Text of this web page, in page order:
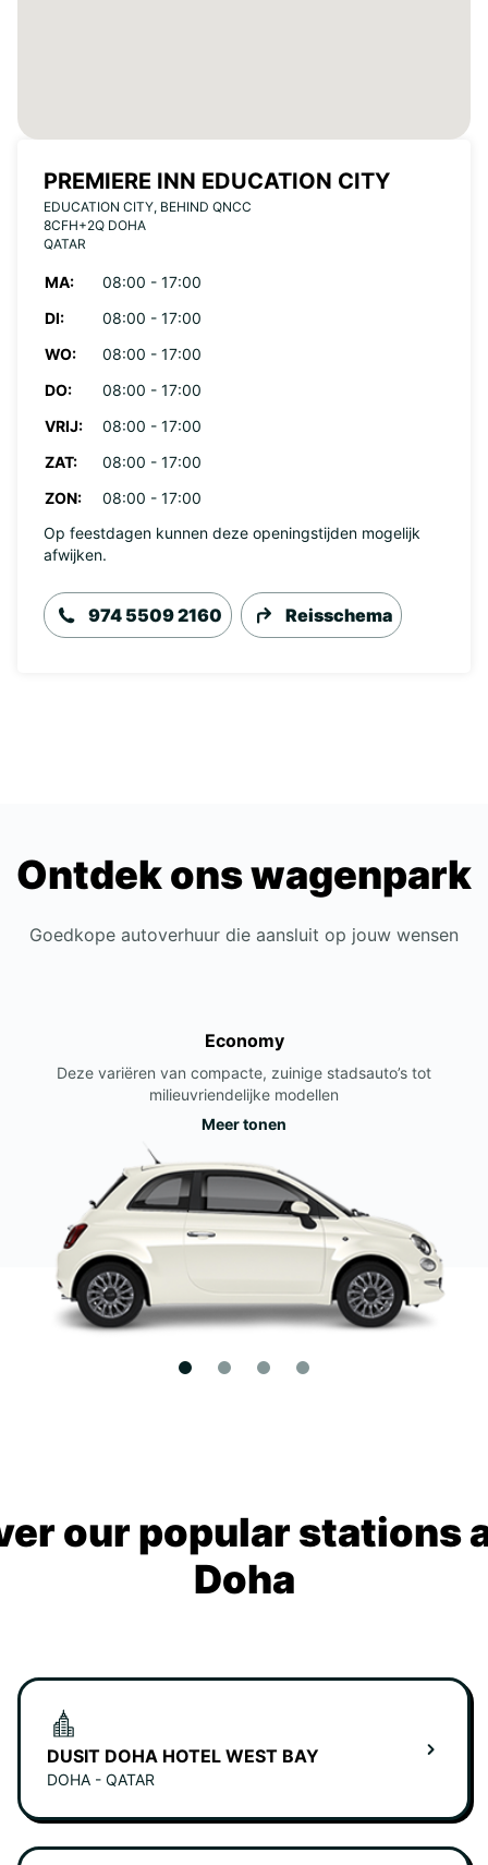
PREMIERE INN EDUCATION CITY
EDUCATION CITY, BEHIND QNCC
8CFH+2Q DOHA
QATAR
MA:
08:00 - 17:00
DI:
08:00 - 17:00
WO:
08:00 - 17:00
DO:
08:00 - 17:00
VRIJ:
08:00 - 17:00
ZAT:
08:00 - 17:00
ZON:
08:00 - 17:00
Op feestdagen kunnen deze openingstijden mogelijk
afwijken.
974 5509 2160 Reisschema
Ontdek ons wagenpark
Goedkope autoverhuur die aansluit op jouw wensen
Economy
Deze variëren van compacte, zuinige stadsauto’s tot
milieuvriendelijke modellen
Meer tonen
our popular stations
Doha
DUSIT DOHA HOTEL WEST BAY
DOHA - QATAR